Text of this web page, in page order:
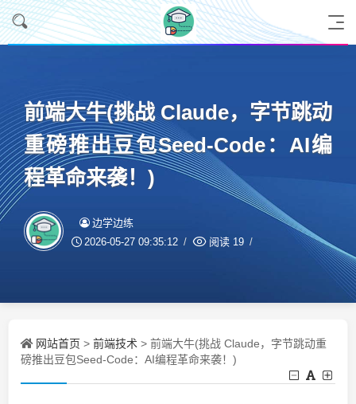
前端大牛(挑战 Claude，字节跳动
重磅推出豆包Seed-Code：AI编
程革命来袭！)
边学边练
2026-05-27 09:35:12 阅读 19
网站首页 > 前端技术 > 前端大牛(挑战 Claude，字节跳动重
磅推出豆包Seed-Code：AI编程革命来袭！)